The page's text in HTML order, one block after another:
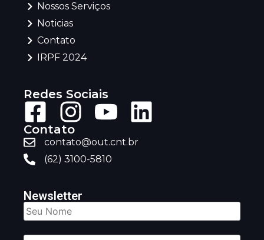
Nossos Serviços
Noticias
Contato
IRPF 2024
Redes Sociais
Contato
contato@out.cnt.br
(62) 3100-5810
Newsletter